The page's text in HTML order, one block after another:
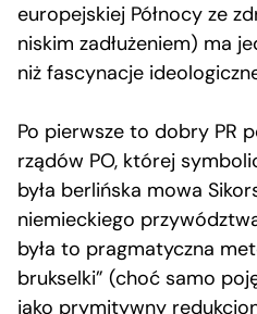
europejskiej Północy ze
niskim zadłużeniem) ma
niż fascynacje
Po pierwsze to dobry PR
rządów PO, której
była berlińska mowa
niemieckiego
była to pragmatyczna
brukselki” (choć samo
jako prymitywny